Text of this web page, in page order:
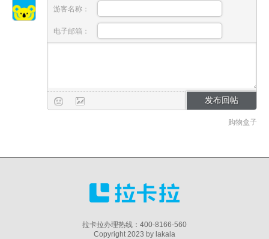
游客名称：
电子邮箱：
购物盒子
拉卡拉办理热线：400-8166-560
Copyright 2023 by lakala